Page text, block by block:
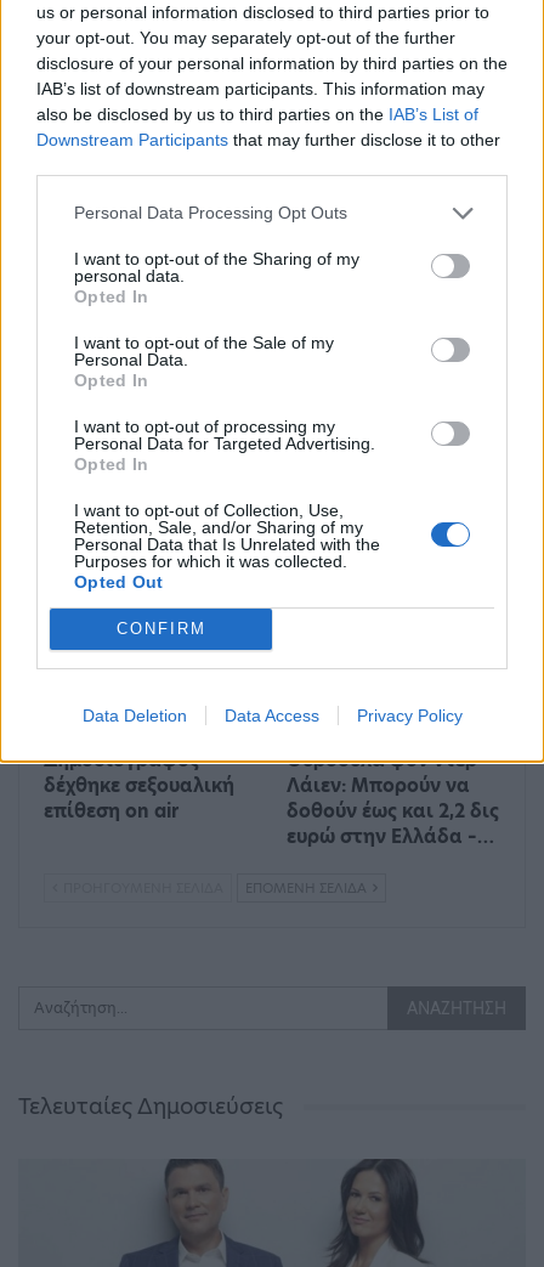
us or personal information disclosed to third parties prior to
your opt-out. You may separately opt-out of the further
disclosure of your personal information by third parties on the
IAB’s list of downstream participants. This information may
also be disclosed by us to third parties on the IAB’s List of
Downstream Participants that may further disclose it to other
Personal Data Processing Opt Outs
I want to opt-out of the Sharing of my
personal data.
Opted In
I want to opt-out of the Sale of my
Personal Data.
Opted In
I want to opt-out of processing my
Personal Data for Targeted Advertising.
Opted In
I want to opt-out of Collection, Use,
Retention, Sale, and/or Sharing of my
Personal Data that Is Unrelated with the
Purposes for which it was collected.
Opted Out
CONFIRM
Data Deletion Data Access Privacy Policy
56χρονος στη
Θεσσαλονίκη
των φορολογικών
εκκρεμοτήτων και
σύσταση ειδικών
τμημάτων για συμβάσεις
ανακοίνωσε ο Κ.Τσιάρας
ΔΙΕΘΝΉ
Ένας στους 4 αναιρεί
υγιεινών γευμάτων με
ανθυγιεινά σνακ
ακτιβιστές για τα
ορυκτά καύσιμα
Δημοσιογράφος
δέχθηκε σεξουαλική
επίθεση on air
Ούρσουλα φον ντερ
Λάιεν: Μπορούν να
δοθούν έως και 2,2 δις
ευρώ στην Ελλάδα –…
ΕΠΌΜΕΝΗ ΣΕΛΊΔΑ
Τελευταίες Δημοσιεύσεις